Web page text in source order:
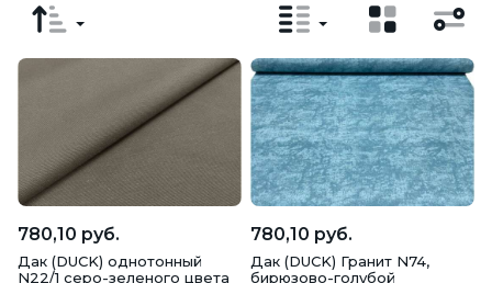
780,10 руб.
Дак (DUCK) однотонный
N22/1 серо-зеленого цвета
780,10 руб.
Дак (DUCK) Гранит N74,
бирюзово-голубой